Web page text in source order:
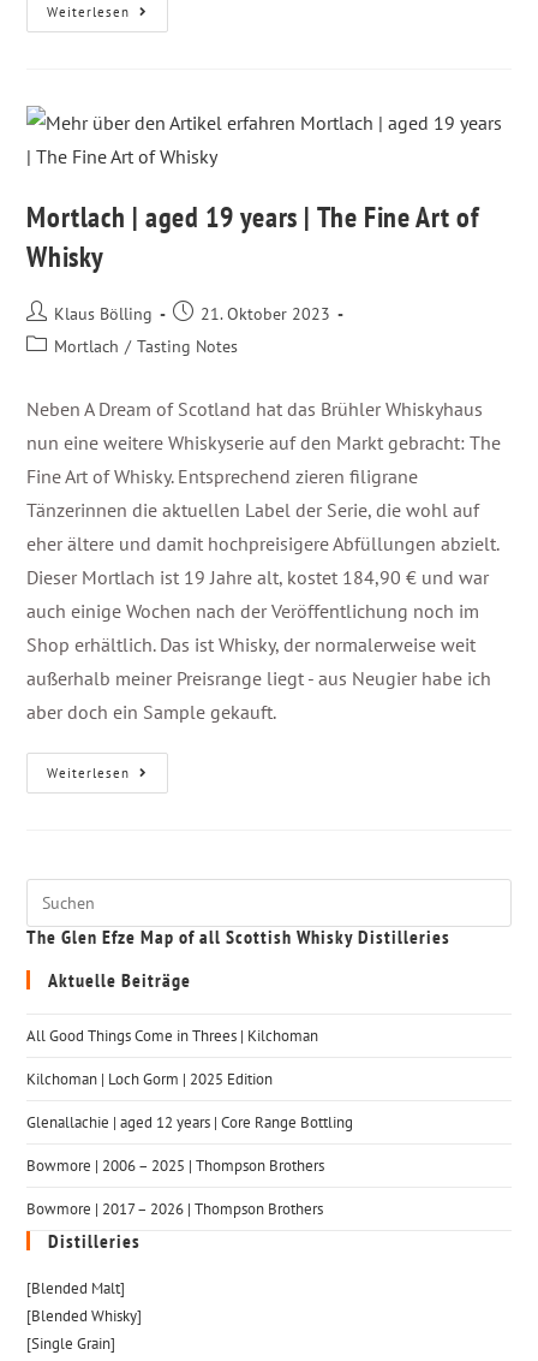
Weiterlesen
Mortlach | aged 19 years | The Fine Art of
Whisky
Klaus Bölling
21. Oktober 2023
Mortlach / Tasting Notes
Neben A Dream of Scotland hat das Brühler Whiskyhaus
nun eine weitere Whiskyserie auf den Markt gebracht: The
Fine Art of Whisky. Entsprechend zieren filigrane
Tänzerinnen die aktuellen Label der Serie, die wohl auf
eher ältere und damit hochpreisigere Abfüllungen abzielt.
Dieser Mortlach ist 19 Jahre alt, kostet 184,90 € und war
auch einige Wochen nach der Veröffentlichung noch im
Shop erhältlich. Das ist Whisky, der normalerweise weit
außerhalb meiner Preisrange liegt - aus Neugier habe ich
aber doch ein Sample gekauft.
Weiterlesen
The Glen Efze Map of all Scottish Whisky Distilleries
Aktuelle Beiträge
All Good Things Come in Threes | Kilchoman
Kilchoman | Loch Gorm​ | 2025 Edition
Glenallachie | aged 12 years | Core Range Bottling
Bowmore | 2006 – 2025 | Thompson Brothers
Bowmore | 2017 – 2026 | Thompson Brothers
Distilleries
[Blended Malt]
[Blended Whisky]
[Single Grain]